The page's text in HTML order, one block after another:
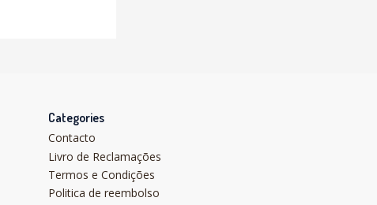
Categories
Contacto
Livro de Reclamações
Termos e Condições
Politica de reembolso